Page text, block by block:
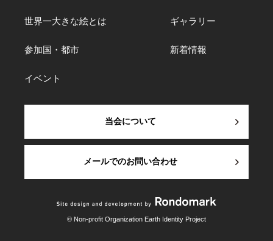
世界一大きな絵とは ギャラリー
参加国・都市 新着情報
イベント
当会について
メールでのお問い合わせ
© Non-profit Organization Earth Identity Project